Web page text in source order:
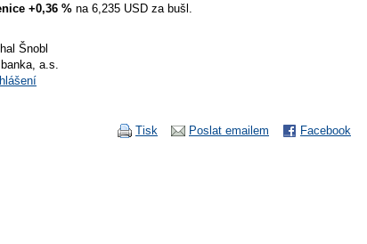
+0,36 % na 6,235 USD za bušl.
Šnobl
a.s.
Facebook
Poslat emailem
Tisk